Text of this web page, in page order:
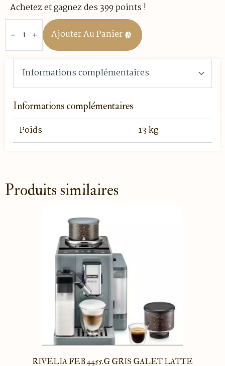
Achetez et gagnez des 399 points !
quantité
MAGNIFICA
FEB
2222.GB
Ajouter Au Panier
Informations complémentaires
Poids 13 kg
Produits similaires
RIVELIA FEB 4455.G GRIS GALET LATTE